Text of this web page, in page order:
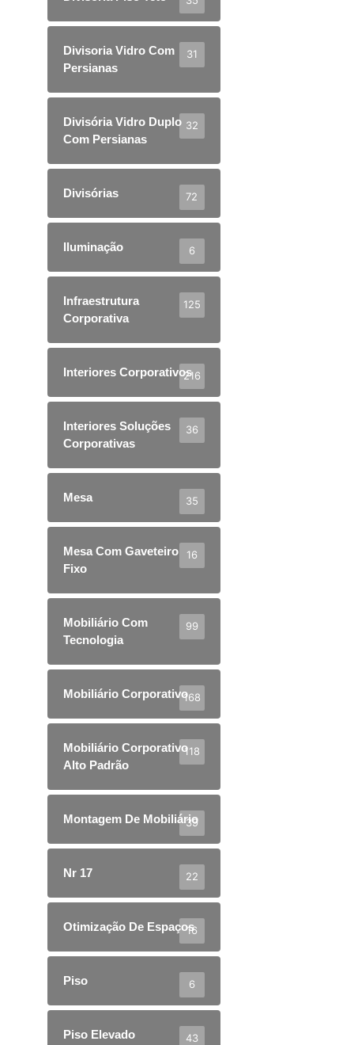
Divisoria Vidro Com
Persianas
31
Divisória Vidro Duplo
Com Persianas
32
Divisórias 72
Iluminação 6
Infraestrutura
Corporativa
125
Interiores Corporativos216
Interiores Soluções
Corporativas
36
Mesa 35
Mesa Com Gaveteiro
Fixo
16
Mobiliário Com
Tecnologia
99
Mobiliário Corporativo168
Mobiliário Corporativo
Alto Padrão
118
Montagem De Mobiliário
39
Nr 17 22
Otimização De Espaços
16
Piso 6
Piso Elevado 43